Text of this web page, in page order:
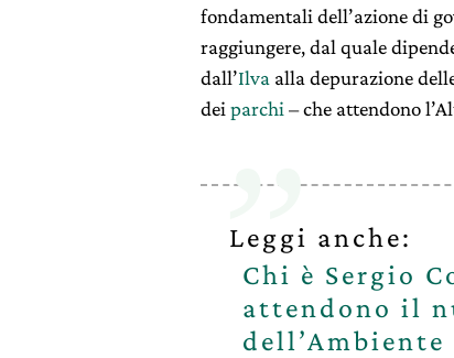
fondamentali dell’azione di
raggiungere, dal quale
dall’Ilva alla depurazione
dei parchi – che attendono
Leggi anche:
Chi è Sergio
attendono il